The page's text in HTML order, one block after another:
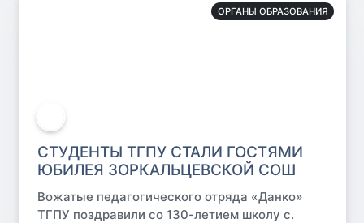
ОРГАНЫ ОБРАЗОВАНИЯ
СТУДЕНТЫ ТГПУ СТАЛИ ГОСТЯМИ
ЮБИЛЕЯ ЗОРКАЛЬЦЕВСКОЙ СОШ
Вожатые педагогического отряда «Данко»
ТГПУ поздравили со 130-летием школу с.